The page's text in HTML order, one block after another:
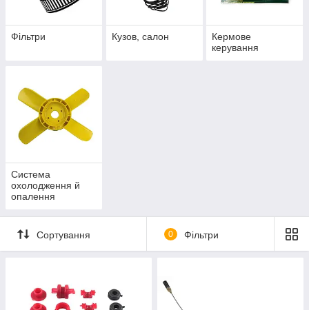
Фільтри Кузов, салон
Кермове
керування
Система
охолодження й
опалення
Сортування 0 Фільтри